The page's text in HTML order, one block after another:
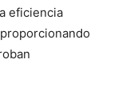
eficiencia